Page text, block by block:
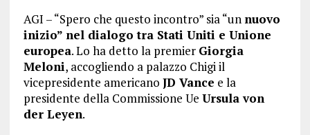
AGI – “Spero che questo incontro” sia “un nuovo
inizio” nel dialogo tra Stati Uniti e Unione
europea. Lo ha detto la premier Giorgia
Meloni, accogliendo a palazzo Chigi il
vicepresidente americano JD Vance e la
presidente della Commissione Ue Ursula von
der Leyen.